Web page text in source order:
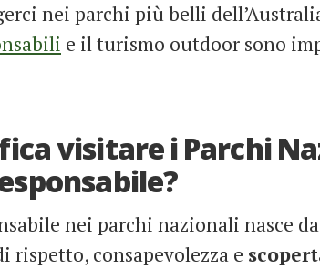
nei parchi più belli
e il turismo outdoor sono
visitare i Parchi
nei parchi nazionali nasce
rispetto, consapevolezza e